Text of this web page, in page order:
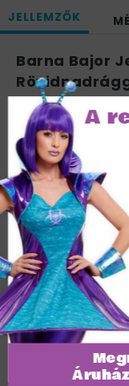
JELLEMZŐK
Barna Bajor
XL
Mellbőség 117-
lábhossz 84 cm
Cikkszám: 30286XL
További
A